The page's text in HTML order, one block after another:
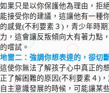
如果只是以你保護他為理由，拒
能接受你的建議，這讓他有一種
的感覺(不利要素３)，青少年時
力，這會讓反叛傾向大有著力點
的嚐試。
地雷二：強調你想表達的，卻切
這使你無法了解孩子心中真正的
正了解困難的原因(不利要素４)
自主意識發展的時候，可能讓某